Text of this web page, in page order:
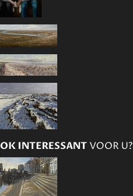
INTERESSANTVOOR U?